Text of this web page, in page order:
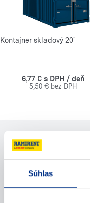
Súhlas
Kontajner skladový 20´
6,77 € s DPH / deň
5,50 € bez DPH
Potrebujete
Kontaktujte nás